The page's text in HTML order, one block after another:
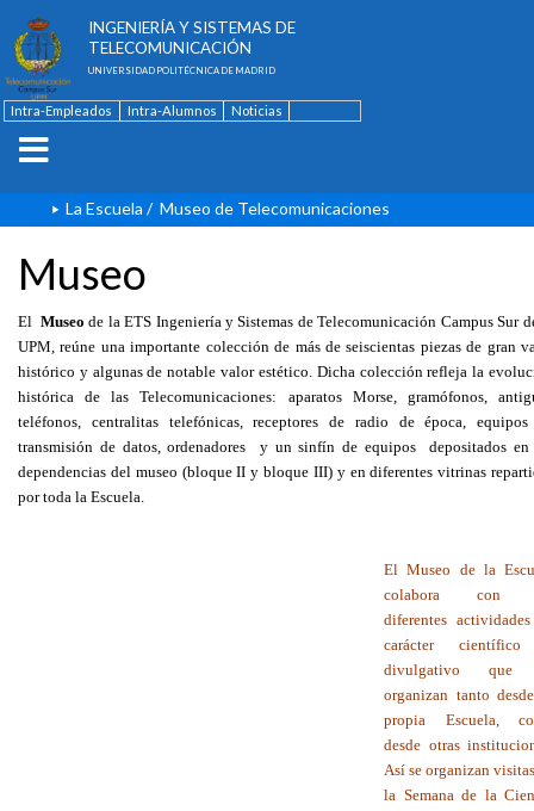
INGENIERÍA Y SISTEMAS DE
TELECOMUNICACIÓN
UNIVERSIDAD POLITÉCNICA DE MADRID
Intra-Empleados Intra-Alumnos
Noticias
La Escuela / Museo de Telecomunicaciones
Museo
El Museo de la ETS Ingeniería y Sistemas de Telecomunicación Campus Sur
UPM, reúne una importante colección de más de seiscientas piezas de gran
histórico y algunas de notable valor estético. Dicha colección refleja la
histórica de las Telecomunicaciones: aparatos Morse, gramófonos,
teléfonos, centralitas telefónicas, receptores de radio de época,
transmisión de datos, ordenadores y un sinfín de equipos depositados en
dependencias del museo (bloque II y bloque III) y en diferentes vitrinas
por toda la Escuela.
El Museo de la
colabora con
diferentes
carácter
divulgativo que
organizan tanto
propia Escuela,
desde otras
Así se organizan
la Semana de la